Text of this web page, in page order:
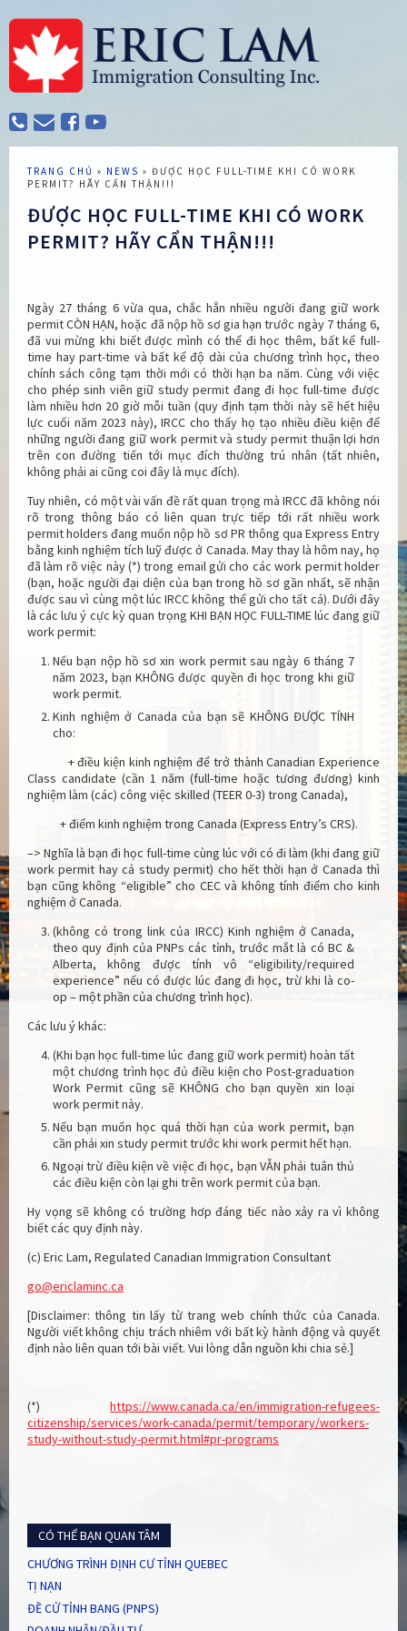
TRANG CHỦ » NEWS » ĐƯỢC HỌC FULL-TIME KHI CÓ WORK
PERMIT? HÃY CẨN THẬN!!!
ĐƯỢC HỌC FULL-TIME KHI CÓ WORK
PERMIT? HÃY CẨN THẬN!!!
Ngày 27 tháng 6 vừa qua, chắc hẳn nhiều người đang giữ work
permit CÒN HẠN, hoặc đã nộp hồ sơ gia hạn trước ngày 7 tháng 6,
đã vui mừng khi biết được mình có thể đi học thêm, bất kể full-
time hay part-time và bất kể độ dài của chương trình học, theo
chính sách công tạm thời mới có thời hạn ba năm. Cùng với việc
cho phép sinh viên giữ study permit đang đi học full-time được
làm nhiều hơn 20 giờ mỗi tuần (quy định tạm thời này sẽ hết hiệu
lực cuối năm 2023 này), IRCC cho thấy họ tạo nhiều điều kiện để
những người đang giữ work permit và study permit thuận lợi hơn
trên con đường tiến tới mục đích thường trú nhân (tất nhiên,
không phải ai cũng coi đây là mục đích).
Tuy nhiên, có một vài vấn đề rất quan trọng mà IRCC đã không nói
rõ trong thông báo có liên quan trực tiếp tới rất nhiều work
permit holders đang muốn nộp hồ sơ PR thông qua Express Entry
bằng kinh nghiệm tích luỹ được ở Canada. May thay là hôm nay, họ
đã làm rõ việc này (*) trong email gửi cho các work permit holder
(bạn, hoặc người đại diện của bạn trong hồ sơ gần nhất, sẽ nhận
được sau vì cùng một lúc IRCC không thể gửi cho tất cả). Dưới đây
là các lưu ý cực kỳ quan trọng KHI BẠN HỌC FULL-TIME lúc đang giữ
work permit:
Nếu bạn nộp hồ sơ xin work permit sau ngày 6 tháng 7
năm 2023, bạn KHÔNG được quyền đi học trong khi giữ
work permit.
Kinh nghiệm ở Canada của bạn sẽ KHÔNG ĐƯỢC TÍNH
cho:
+ điều kiện kinh nghiệm để trở thành Canadian Experience
Class candidate (cần 1 năm (full-time hoặc tương đương) kinh
nghiệm làm (các) công việc skilled (TEER 0-3) trong Canada),
+ điểm kinh nghiệm trong Canada (Express Entry’s CRS).
–> Nghĩa là bạn đi học full-time cùng lúc với có đi làm (khi đang giữ
work permit hay cả study permit) cho hết thời hạn ở Canada thì
bạn cũng không “eligible” cho CEC và không tính điểm cho kinh
nghiệm ở Canada.
(không có trong link của IRCC) Kinh nghiệm ở Canada,
theo quy định của PNPs các tỉnh, trước mắt là có BC &
Alberta, không được tính vô “eligibility/required
experience” nếu có được lúc đang đi học, trừ khi là co-
op – một phần của chương trình học).
Các lưu ý khác:
(Khi bạn học full-time lúc đang giữ work permit) hoàn tất
một chương trình học đủ điều kiện cho Post-graduation
Work Permit cũng sẽ KHÔNG cho bạn quyền xin loại
work permit này.
Nếu bạn muốn học quá thời hạn của work permit, bạn
cần phải xin study permit trước khi work permit hết hạn.
Ngoại trừ điều kiện về việc đi học, bạn VẪN phải tuân thủ
các điều kiện còn lại ghi trên work permit của bạn.
Hy vọng sẽ không có trường hơp đáng tiếc nào xảy ra vì không
biết các quy định này.
(c) Eric Lam, Regulated Canadian Immigration Consultant
go@ericlaminc.ca
[Disclaimer: thông tin lấy từ trang web chính thức của Canada.
Người viết không chịu trách nhiêm với bất kỳ hành động và quyết
định nào liên quan tới bài viết. Vui lòng dẫn nguồn khi chia sẻ.]
(*) https://www.canada.ca/en/immigration-refugees-
citizenship/services/work-canada/permit/temporary/workers-
study-without-study-permit.html#pr-programs
CÓ THỂ BẠN QUAN TÂM
CHƯƠNG TRÌNH ĐỊNH CƯ TỈNH QUEBEC
TỊ NẠN
ĐỀ CỬ TỈNH BANG (PNPS)